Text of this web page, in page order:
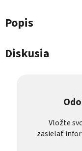
Popis
Diskusia
Vložte
zasielať